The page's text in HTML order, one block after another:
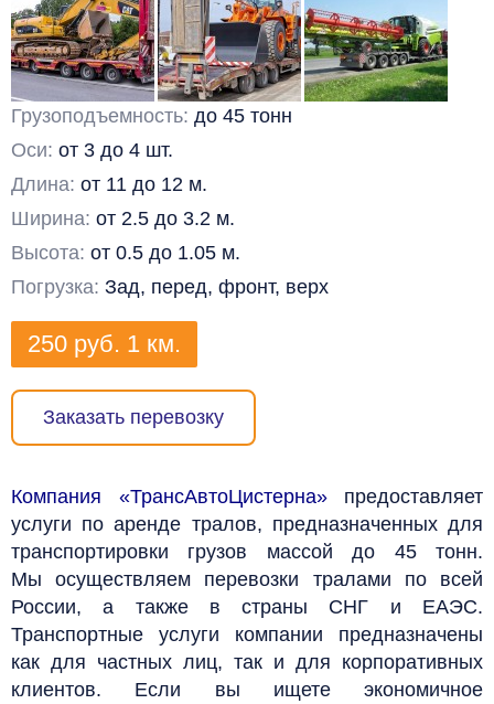
Грузоподъемность: до 45 тонн
Оси: от 3 до 4 шт.
Длина: от 11 до 12 м.
Ширина: от 2.5 до 3.2 м.
Высота: от 0.5 до 1.05 м.
Погрузка: Зад, перед, фронт, верх
250 руб. 1 км.
Заказать перевозку
Компания «ТрансАвтоЦистерна»предоставляет
услуги по аренде тралов, предназначенных для
транспортировки грузов массой до 45 тонн.
Мы осуществляем перевозки тралами по всей
России, а также в страны СНГ и ЕАЭС.
Транспортные услуги компании предназначены
как для частных лиц, так и для корпоративных
клиентов. Если вы ищете экономичное